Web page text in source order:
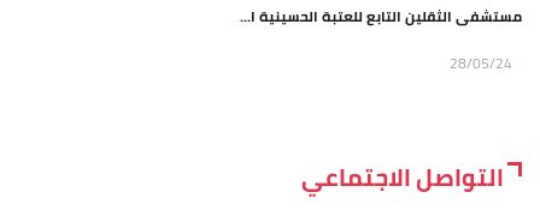
مستشفى الثقلين التابع للعتبة الحسينية ا...
28/05/24
التواصل الاجتماعي